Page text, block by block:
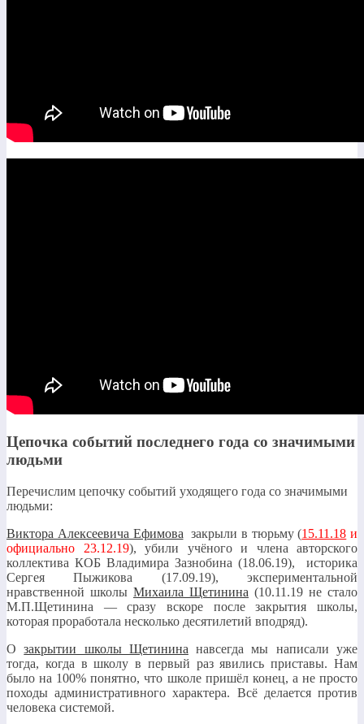
Цепочка событий последнего года со значимыми
людьми
Перечислим цепочку событий уходящего года со значимыми
людьми:
Виктора Алексеевича Ефимова закрыли в тюрьму (15.11.18 и
официально 23.12.19), убили учёного и члена авторского
коллектива КОБ Владимира Зазнобина (18.06.19), историка
Сергея Пыжикова (17.09.19), экспериментальной
нравственной школы Михаила Щетинина (10.11.19 не стало
М.П.Щетинина — сразу вскоре после закрытия школы,
которая проработала несколько десятилетий вподряд).
Озакрытии школы Щетинина навсегда мы написали уже
тогда, когда в школу в первый раз явились приставы. Нам
было на 100% понятно, что школе пришёл конец, а не просто
походы административного характера. Всё делается против
человека системой.